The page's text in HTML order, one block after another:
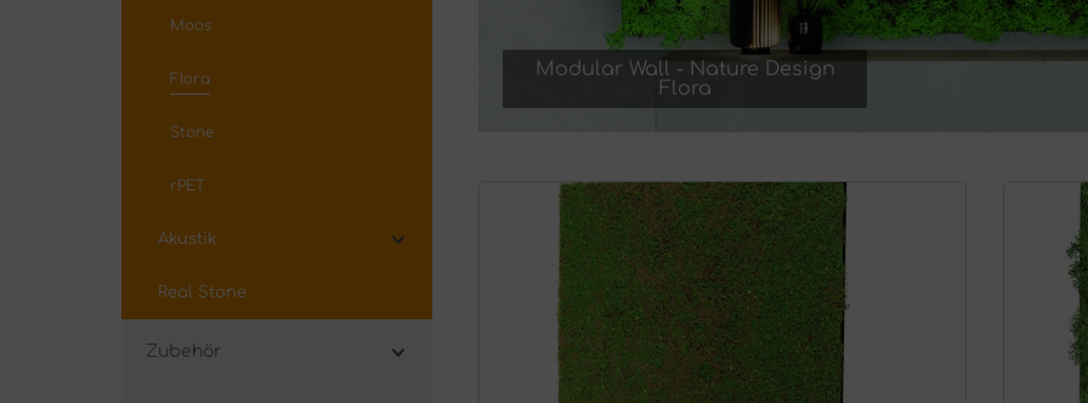
Moos
Flora
Stone
rPET
Akustik
Real Stone
Zubehör
Modular Wall - Nature Design
Flora